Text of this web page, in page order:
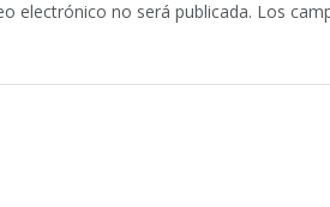
electrónico no será publicada. Los